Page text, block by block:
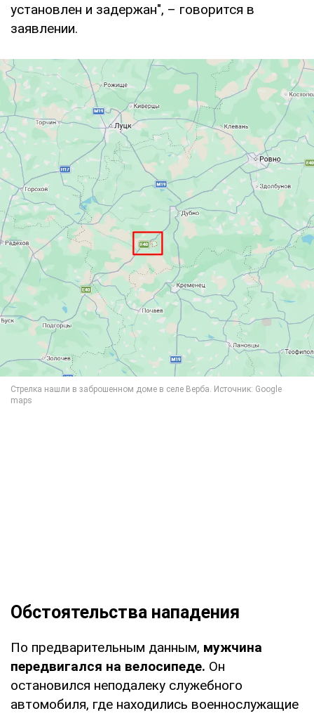
установлен и задержан", – говорится в
заявлении.
Обстоятельства нападения
По предварительным данным, мужчина
передвигался на велосипеде. Он
остановился неподалеку служебного
автомобиля, где находились военнослужащие